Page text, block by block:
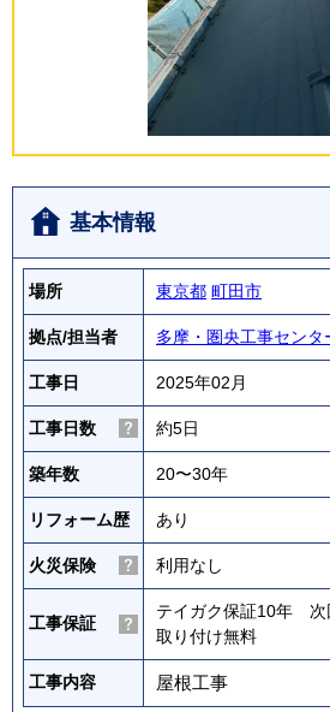
基本情報
場所 東京都 町田市
拠点/担当者 多摩・圏央工事センタ
工事日 2025年02月
工事日数 約5日
築年数 20〜30年
リフォーム歴 あり
火災保険 利用なし
工事保証
テイガク保証10年 次
取り付け無料
工事内容 屋根工事